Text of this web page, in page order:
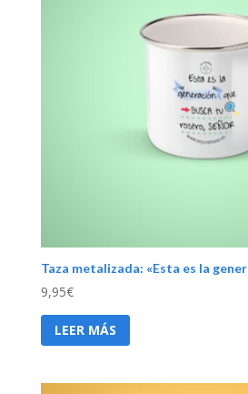
Taza metalizada: «Esta es la
9,95€
LEER MÁS